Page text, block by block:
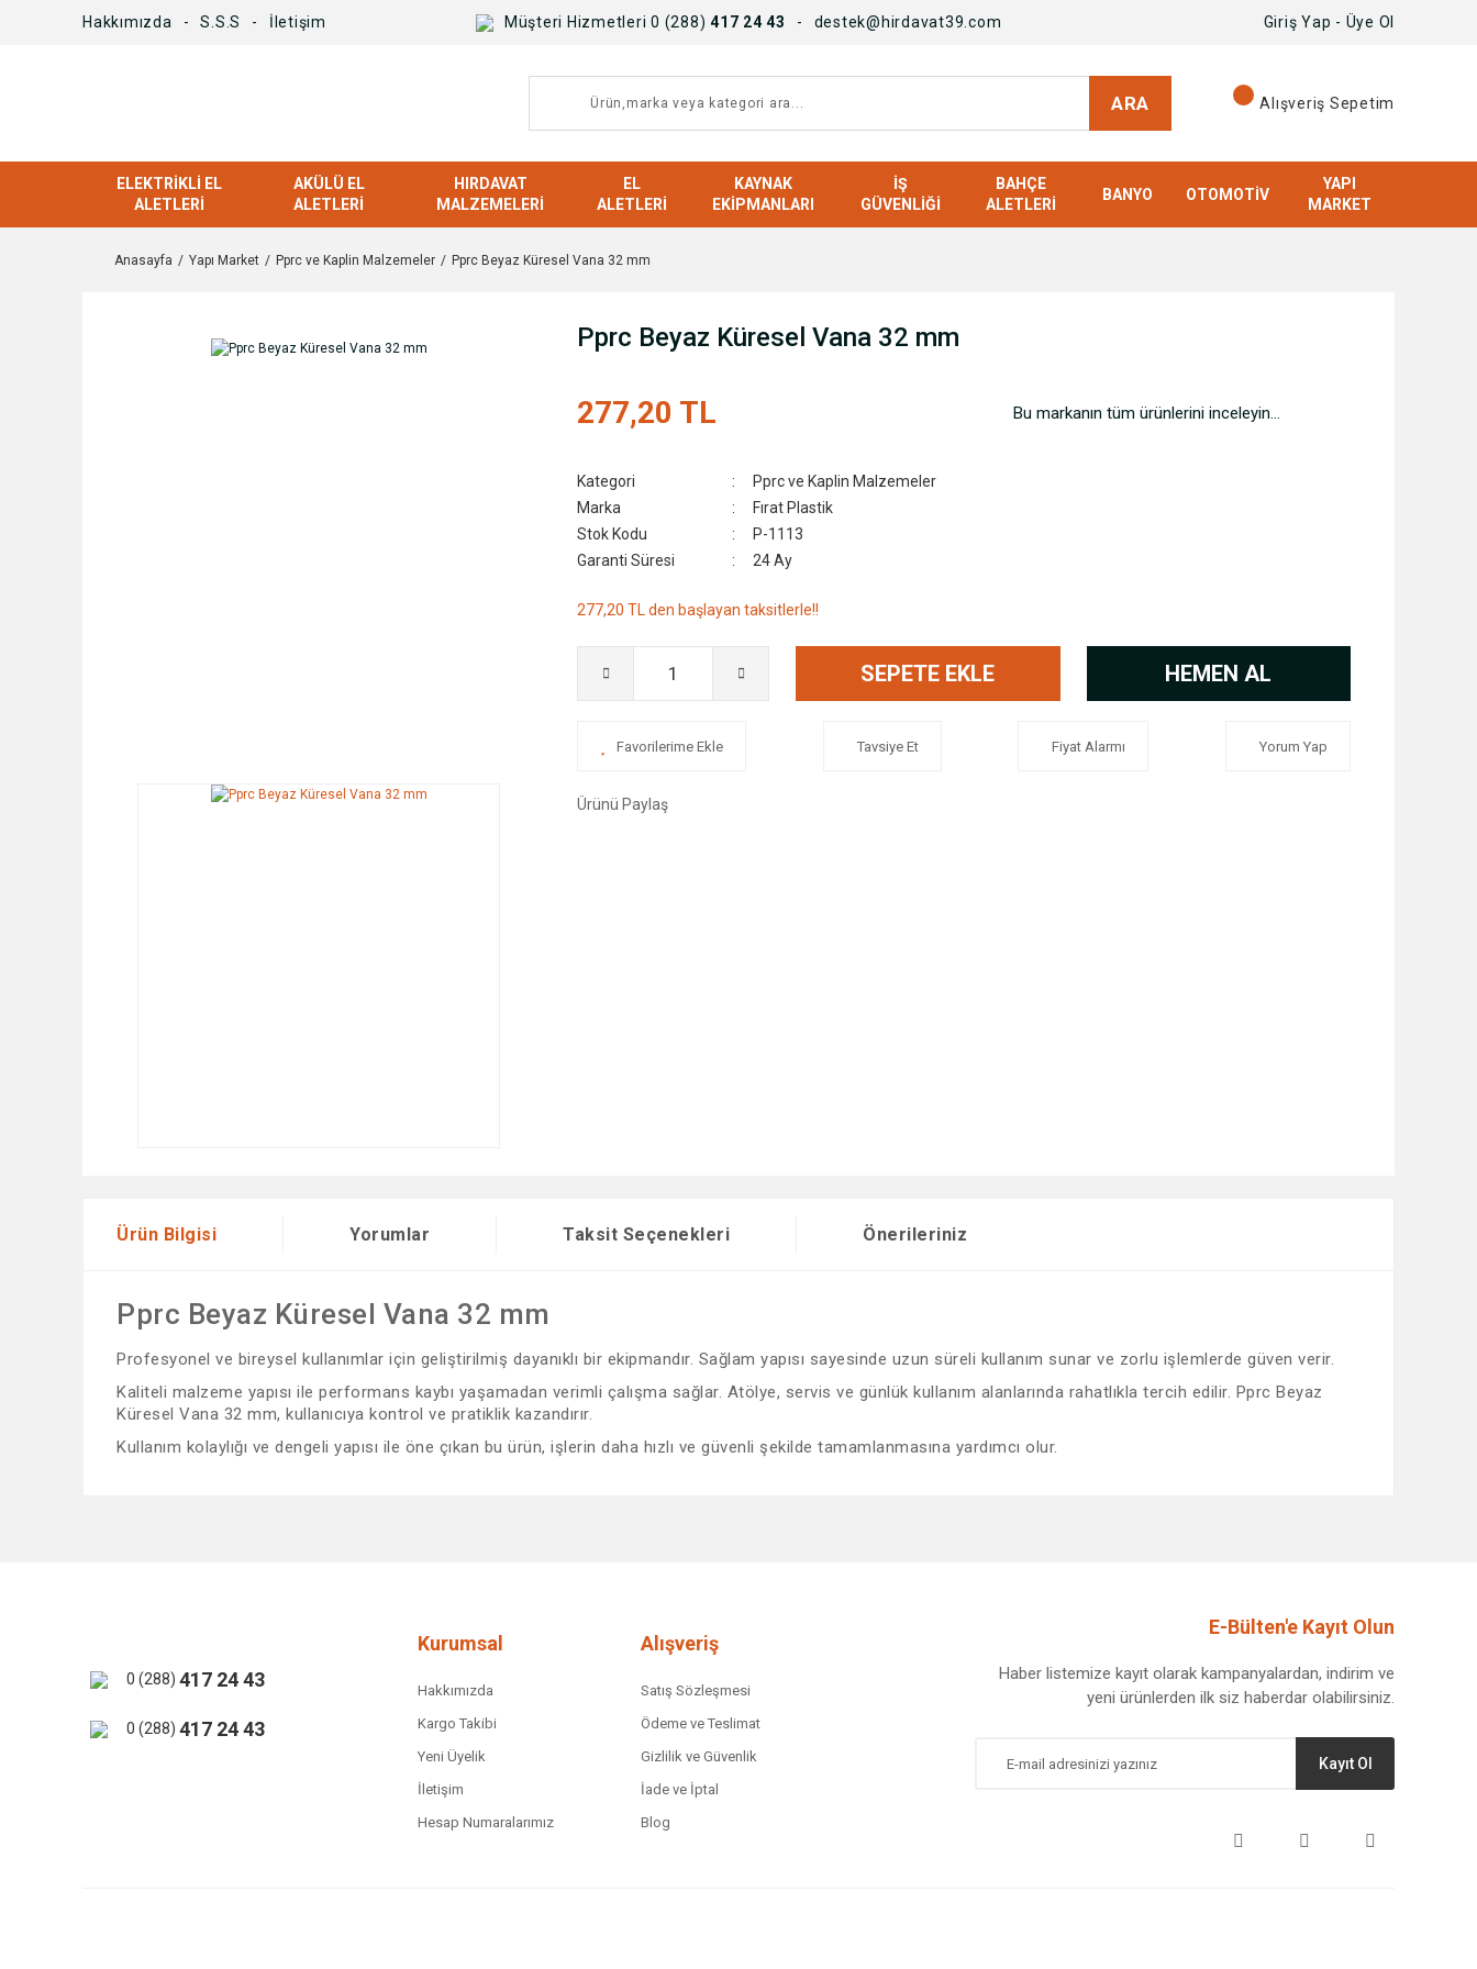
Hakkımızda S.S.S İletişim Müşteri Hizmetleri 0 (288) 417 24 43 destek@hirdavat39.com Giriş Yap - Üye Ol
ARA Alışveriş Sepetim
ELEKTRIKLI EL
ALETLERI
AKÜLÜ EL
ALETLERI
HIRDAVAT
MALZEMELERI
EL
ALETLERI
KAYNAK
EKIPMANLARI
İŞ
GÜVENLIĞI
BAHÇE
ALETLERI
BANYO OTOMOTIV
YAPI
MARKET
Anasayfa Yapı Market Pprc ve Kaplin Malzemeler Pprc Beyaz Küresel Vana 32 mm
Pprc Beyaz Küresel Vana 32 mm
277,20 TL Bu markanın tüm ürünlerini inceleyin...
Kategori
Pprc ve Kaplin Malzemeler
Marka
Fırat Plastik
Stok Kodu
P-1113
Garanti Süresi
24 Ay
277,20 TL den başlayan taksitlerle!!
SEPETE EKLE HEMEN AL
Tavsiye Et Fiyat Alarmı Yorum Yap
Ürünü Paylaş
Ürün Bilgisi Yorumlar Taksit Seçenekleri Önerileriniz
Pprc Beyaz Küresel Vana 32 mm
Profesyonel ve bireysel kullanımlar için geliştirilmiş dayanıklı bir ekipmandır. Sağlam yapısı sayesinde uzun süreli kullanım sunar ve zorlu işlemlerde güven verir.
Kaliteli malzeme yapısı ile performans kaybı yaşamadan verimli çalışma sağlar. Atölye, servis ve günlük kullanım alanlarında rahatlıkla tercih edilir. Pprc Beyaz
Küresel Vana 32 mm, kullanıcıya kontrol ve pratiklik kazandırır.
Kullanım kolaylığı ve dengeli yapısı ile öne çıkan bu ürün, işlerin daha hızlı ve güvenli şekilde tamamlanmasına yardımcı olur.
Bu ürüne benzer farklı alternatifler olmalı.
0 (288) 417 24 43
0 (288) 417 24 43
Kurumsal
Hakkımızda
Kargo Takibi
Yeni Üyelik
İletişim
Hesap Numaralarımız
Alışveriş
Satış Sözleşmesi
Ödeme ve Teslimat
Gizlilik ve Güvenlik
İade ve İptal
Blog
E-Bülten'e Kayıt Olun
Haber listemize kayıt olarak kampanyalardan, indirim ve
yeni ürünlerden ilk siz haberdar olabilirsiniz.
Kayıt Ol